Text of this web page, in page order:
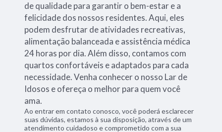
de qualidade para garantir o bem-estar e a
felicidade dos nossos residentes. Aqui, eles
podem desfrutar de atividades recreativas,
alimentação balanceada e assistência médica
24 horas por dia. Além disso, contamos com
quartos confortáveis e adaptados para cada
necessidade. Venha conhecer o nosso Lar de
Idosos e ofereça o melhor para quem você
ama.
Ao entrar em contato conosco, você poderá esclarecer
suas dúvidas, estamos à sua disposição, através de um
atendimento cuidadoso e comprometido com a sua